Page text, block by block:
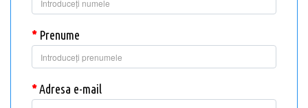
Prenume
Adresa e-mail